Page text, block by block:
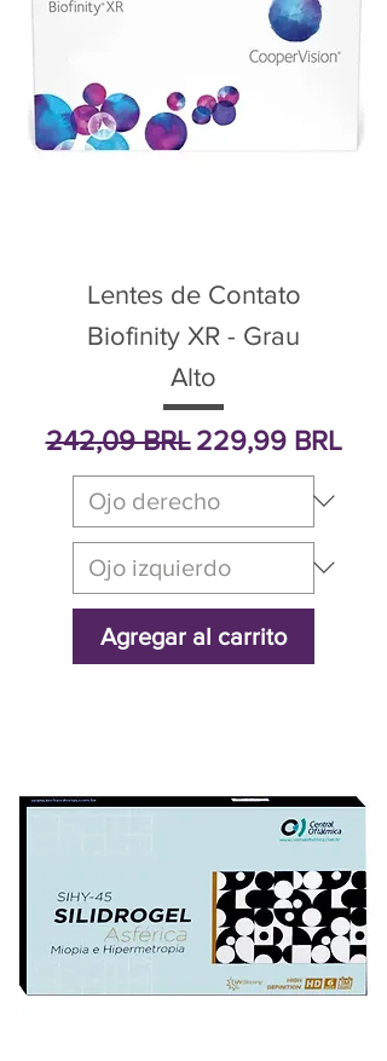
Lentes de Contato
Biofinity XR - Grau
Alto
Precio
242,09 BRL Precio de oferta
229,99 BRL
Agregar al carrito